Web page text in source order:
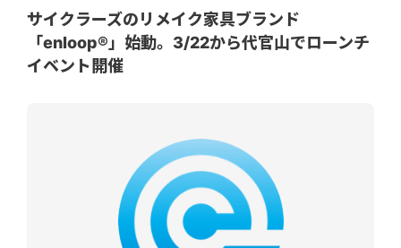
サイクラーズのリメイク家具ブランド
「enloop®」始動。3/22から代官山でローンチ
イベント開催